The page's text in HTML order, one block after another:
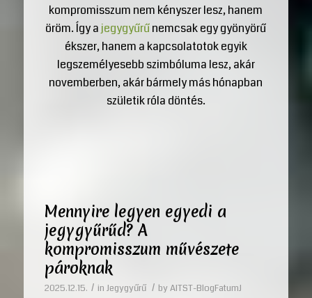
kompromisszum nem kényszer lesz, hanem
öröm. Így a jegygyűrűnemcsak egy gyönyörű
ékszer, hanem a kapcsolatotok egyik
legszemélyesebb szimbóluma lesz, akár
novemberben, akár bármely más hónapban
születik róla döntés.
Mennyire legyen egyedi a
jegygyűrűd? A
kompromisszum művészete
pároknak
2025.12.15. / in Jegygyűrű / byAITST-BlogFatumJ